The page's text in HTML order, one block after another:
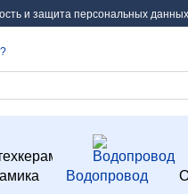
и защита персональных
Водопровод